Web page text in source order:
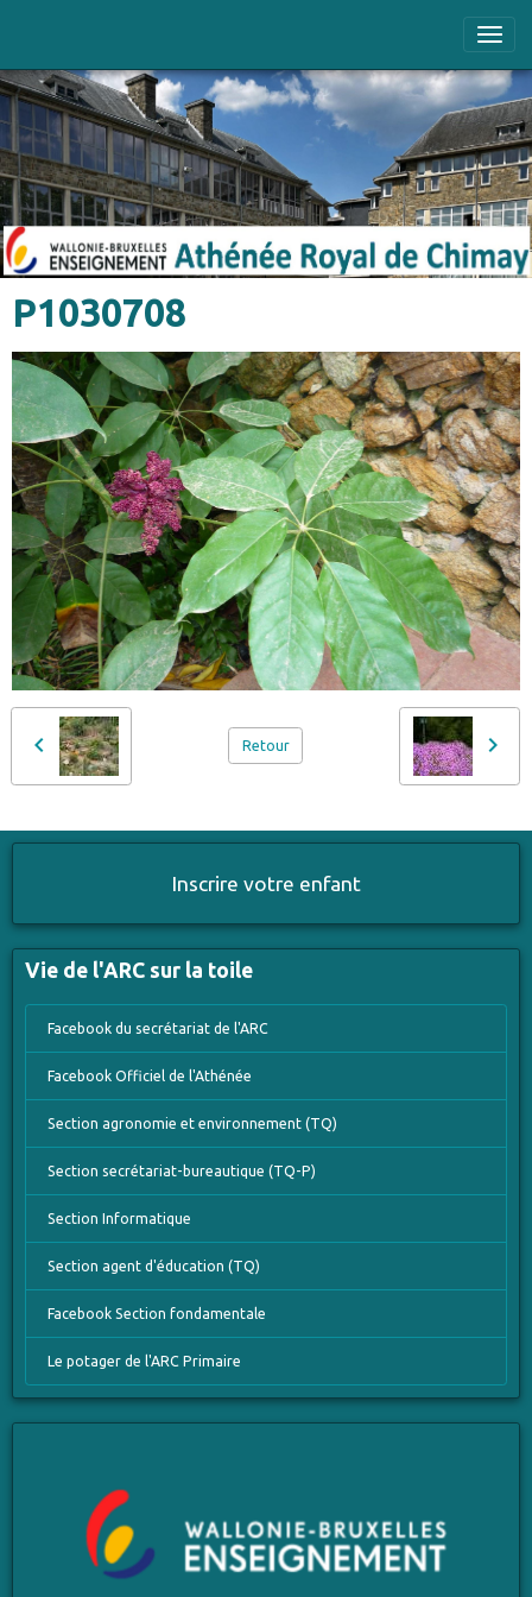
P1030708
Retour
Inscrire votre enfant
Vie de l'ARC sur la toile
Facebook du secrétariat de l'ARC
Facebook Officiel de l'Athénée
Section agronomie et environnement (TQ)
Section secrétariat-bureautique (TQ-P)
Section Informatique
Section agent d'éducation (TQ)
Facebook Section fondamentale
Le potager de l'ARC Primaire